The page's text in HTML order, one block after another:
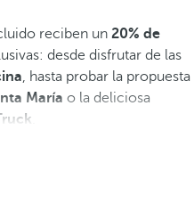
reciben un 20% de
desde disfrutar de las
, hasta probar la propuesta
María o la deliciosa